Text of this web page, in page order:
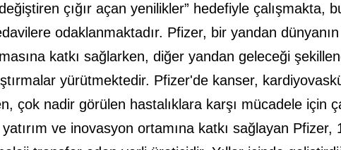
çığır açan yenilikler” hedefiyle
odaklanmaktadır. Pfizer, bir yandan
katkı sağlarken, diğer yandan geleceği
yürütmektedir. Pfizer'de kanser,
çok nadir görülen hastalıklara karşı mücadele için
ve inovasyon ortamına katkı sağlayan Pfizer,